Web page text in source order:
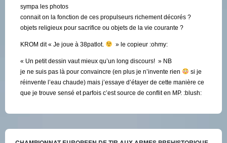
sympa les photos
connait on la fonction de ces propulseurs richement décorés ?
objets religieux pour sacrifice ou objets de la vie courante ?
KROM dit « Je joue à 38patlot. » le copieur :ohmy:
« Un petit dessin vaut mieux qu’un long discours! » NB
je ne suis pas là pour convaincre (en plus je n’invente rien
si je
réinvente l’eau chaude) mais j’essaye d’étayer de cette manière ce
que je trouve sensé et parfois c’est source de conflit en MP. :blush: